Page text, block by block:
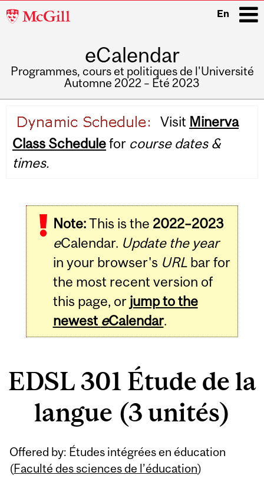
McGill
En
eCalendar
Programmes, cours et politiques de l'Université
Automne 2022 – Été 2023
navigation
Visit Minerva
Class Schedulefor course dates &
times.
Note:This is the 2022–2023
eCalendar. Update the year
in your browser's URLbar for
the most recent version of
this page, or jump to the
newest eCalendar.
EDSL 301 Étude de la
langue (3 unités)
Offered by: Études intégrées en éducation
(Faculté des sciences de l’éducation)
Related
Content